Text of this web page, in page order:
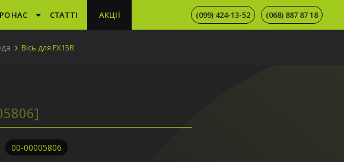
НАС СТАТТІ АКЦІЇ (099) 424-13-52 (068) 887 87 18
Вісь для FX15R
00-00005806